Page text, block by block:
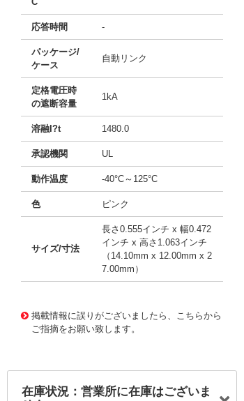
応答時間 -
パッケージ/
ケース
自動リンク
定格電圧時
の遮断容量
1kA
溶融I?t 1480.0
承認機関 UL
動作温度 -40°C～125°C
色 ピンク
サイズ/寸法
長さ0.555インチ x 幅0.472
インチ x 高さ1.063インチ
（14.10mm x 12.00mm x 2
7.00mm）
掲載情報に誤りがございましたら、こちらから
ご指摘をお願い致します。
在庫状況：営業所に在庫はございま